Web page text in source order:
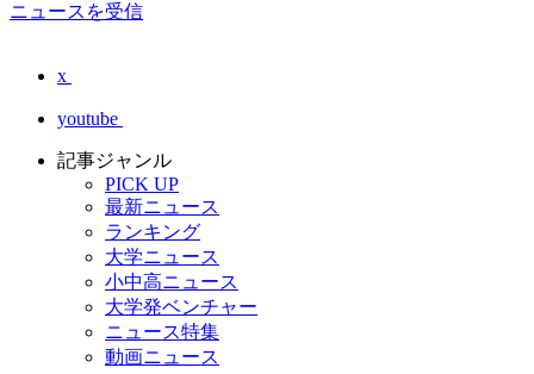
ニュースを受信
x
youtube
記事ジャンル
PICK UP
最新ニュース
ランキング
大学ニュース
小中高ニュース
大学発ベンチャー
ニュース特集
動画ニュース